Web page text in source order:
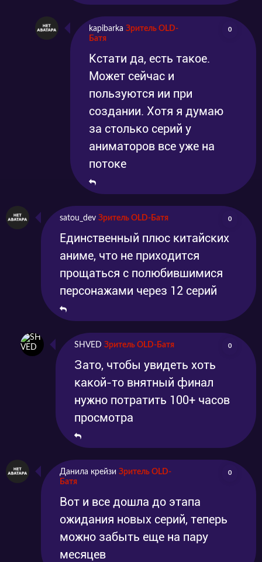
kapibarka Зритель OLD-
Батя
0
Кстати да, есть такое.
Может сейчас и
пользуются ии при
создании. Хотя я думаю
за столько серий у
аниматоров все уже на
потоке
satou_dev Зритель OLD-Батя 0
Единственный плюс китайских
аниме, что не приходится
прощаться с полюбившимися
персонажами через 12 серий
SHVED Зритель OLD-Батя 0
Зато, чтобы увидеть хоть
какой-то внятный финал
нужно потратить 100+ часов
просмотра
Данила крейзи Зритель OLD-
Батя
0
Вот и все дошла до этапа
ожидания новых серий, теперь
можно забыть еще на пару
месяцев